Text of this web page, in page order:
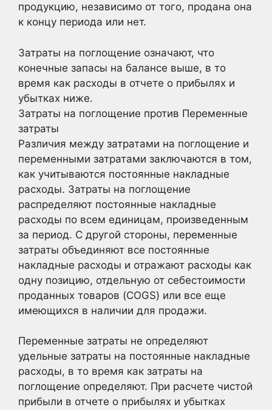
продукцию, независимо от того, продана она
к концу периода или нет.
Затраты на поглощение означают, что
конечные запасы на балансе выше, в то
время как расходы в отчете о прибылях и
убытках ниже.
Затраты на поглощение против Переменные
затраты
Различия между затратами на поглощение и
переменными затратами заключаются в том,
как учитываются постоянные накладные
расходы. Затраты на поглощение
распределяют постоянные накладные
расходы по всем единицам, произведенным
за период. С другой стороны, переменные
затраты объединяют все постоянные
накладные расходы и отражают расходы как
одну позицию, отдельную от себестоимости
проданных товаров (COGS) или все еще
имеющихся в наличии для продажи.
Переменные затраты не определяют
удельные затраты на постоянные накладные
расходы, в то время как затраты на
поглощение определяют. При расчете чистой
прибыли в отчете о прибылях и убытках